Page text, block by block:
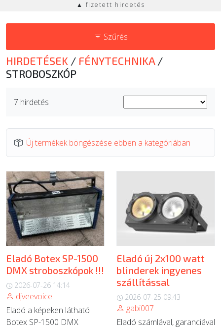
SZOLGÁLTATÁSOK
ÚJ TERMÉKEK
▲ fizetett hirdetés
HIRDETÉSEK / FÉNYTECHNIKA /
STROBOSZKÓP
7 hirdetés
Új termékek böngészése ebben a kategóriában
Eladó Botex SP-1500
DMX stroboszkópok !!!
2026-07-26 14:14
djveevoice
Eladó a képeken látható
Botex SP-1500 DMX
Eladó új 2x100 watt
blinderek ingyenes
szállítással
2026-07-25 09:43
gabi007
Eladó számlával, garanciával
Szűrés